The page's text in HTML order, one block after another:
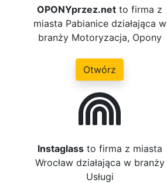
OPONYprzez.net to firma z
miasta Pabianice działająca w
branży Motoryzacja, Opony
Otwórz
Instaglassto firma z miasta
Wrocław działająca w branży
Usługi